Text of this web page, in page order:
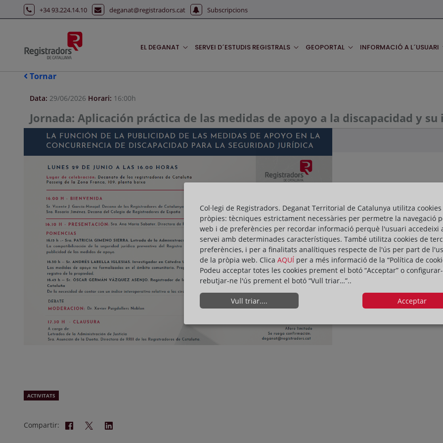
Salta al contingut principal
+34 93.224.14.10 deganat@registradors.cat Subscripcions
EL DEGANAT SERVEI D´ESTUDIS REGISTRALS GEOPORTAL INFORMACIÓ A L´USUARI
Tornar
Data: 29/06/2026 Horari: 16:00h
Jornada: Aplicación práctica de las medidas de apoyo a la discapacidad y
ACTIVITATS
Compartir:
Col·legi de Registradors. Deganat Territorial de Catalunya utilitza cookies
pròpies: tècniques estrictament necessàries per permetre la navegació
web i de preferències per recordar informació perquè l'usuari accedeixi
servei amb determinades característiques. També utilitza cookies de
preferències, i per a finalitats analítiques respecte de l'ús per part de
de la pròpia web. Clica AQUÍ per a més informació de la “Política de
Podeu acceptar totes les cookies prement el botó “Acceptar” o
rebutjar-ne l'ús prement el botó “Vull triar…”..
Vull triar.... Acceptar